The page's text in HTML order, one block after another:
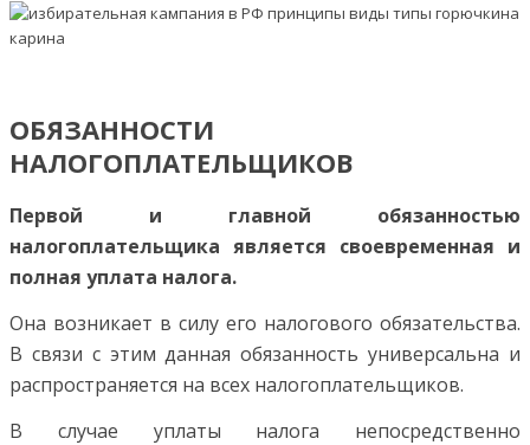
ОБЯЗАННОСТИ
НАЛОГОПЛАТЕЛЬЩИКОВ
Первой и главной обязанностью
налогоплательщика является своевременная и
полная уплата налога.
Она возникает в силу его налогового обязательства.
В связи с этим данная обязанность универсальна и
распространяется на всех налогоплательщиков.
В случае уплаты налога непосредственно